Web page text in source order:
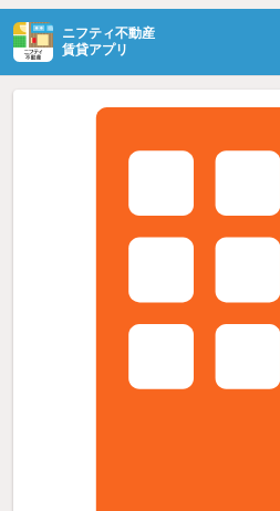
ニフティ不動産
賃貸アプリ